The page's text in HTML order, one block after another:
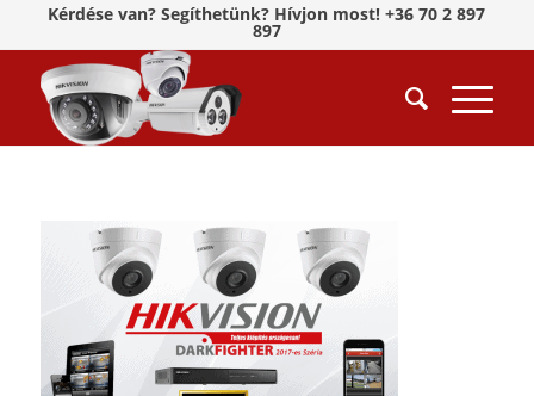
Kérdése van? Segíthetünk? Hívjon most! +36 70 2 897
897